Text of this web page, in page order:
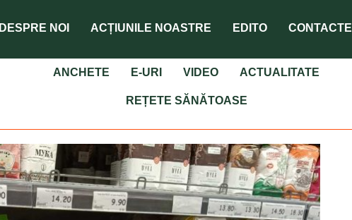
DESPRE NOI ACȚIUNILE NOASTRE EDITO CONTACTE
ANCHETE E-URI VIDEO ACTUALITATE
REȚETE SĂNĂTOASE